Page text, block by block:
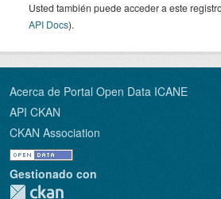
Usted también puede acceder a este
API Docs).
Acerca de Portal Open Data ICANE
API CKAN
CKAN Association
Gestionado con